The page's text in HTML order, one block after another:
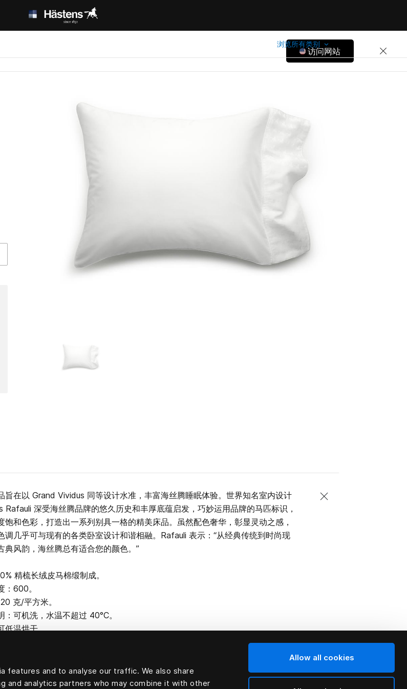
features and to analyse our traffic. We also share
and analytics partners who may combine it with other
Allow all cookies
浏览所有类别
访问网站
旨在以 Grand Vividus 同等设计水准，丰富海丝腾睡眠体验。世界知名室内设计
Rafauli 深受海丝腾品牌的悠久历史和丰厚底蕴启发，巧妙运用品牌的马匹标识，
饱和色彩，打造出一系列别具一格的精美床品。虽然配色奢华，彰显灵动之感，
调几乎可与现有的各类卧室设计和谐相融。Rafauli 表示：“从经典传统到时尚现
典风韵，海丝腾总有适合您的颜色。”
精梳长绒皮马棉缎制成。
：600。
克/平方米。
：可机洗，水温不超过 40°C。
低温烘干。